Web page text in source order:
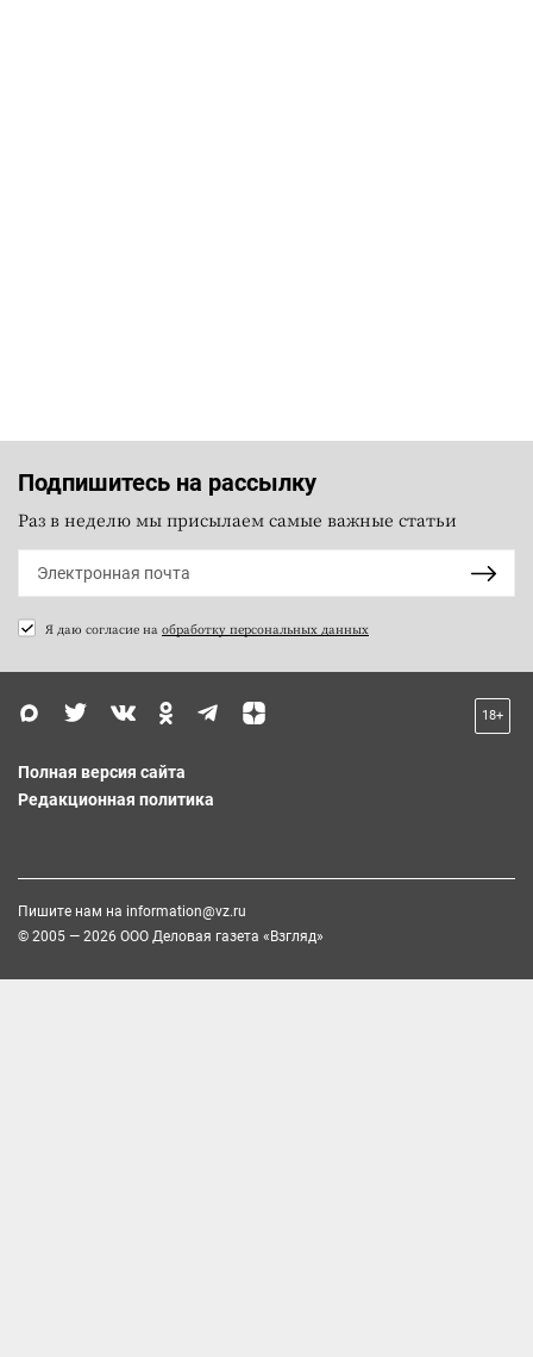
Подпишитесь на рассылку
Раз в неделю мы присылаем самые важные статьи
Я даю согласие на обработку персональных данных
18+
Полная версия сайта
Редакционная политика
Пишите нам на information@vz.ru
© 2005 — 2026 ООО Деловая газета «Взгляд»